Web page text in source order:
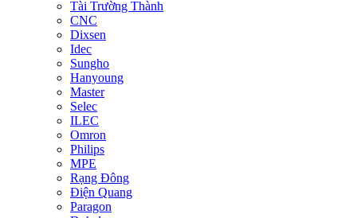
Tài Trường Thành
CNC
Dixsen
Idec
Sungho
Hanyoung
Master
Selec
ILEC
Omron
Philips
MPE
Rạng Đông
Điện Quang
Paragon